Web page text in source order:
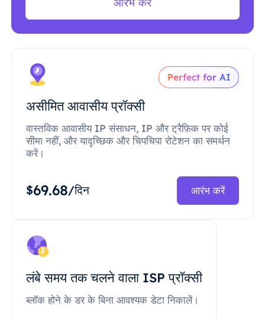
Perfect for AI
असीमित आवासीय प्रॉक्सी
वास्तविक आवासीय IP संसाधन, IP और ट्रैफ़िक पर कोई
सीमा नहीं, और यादृच्छिक और चिपचिपा रोटेशन का समर्थन
करें।
$69.68/दिन आरंभ करें
लंबे समय तक चलने वाला ISP प्रॉक्सी
ब्लॉक होने के डर के बिना आवश्यक डेटा निकालें।